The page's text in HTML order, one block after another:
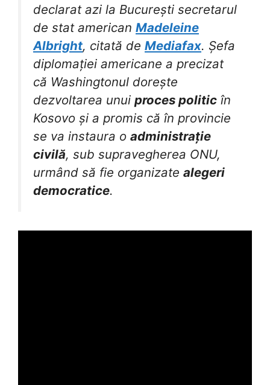
declarat azi la București secretarul
de stat american Madeleine
Albright, citată de Mediafax. Șefa
diplomației americane a precizat
că Washingtonul dorește
dezvoltarea unui proces politic în
Kosovo și a promis că în provincie
se va instaura o administrație
civilă, sub supravegherea ONU,
urmând să fie organizate alegeri
democratice.